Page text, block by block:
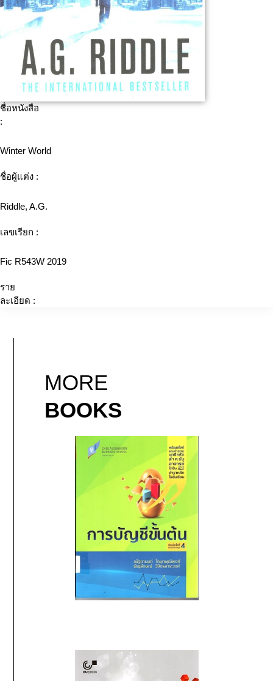
ชื่อหนังสือ
:
Winter World
ชื่อผู้แต่ง :
Riddle, A.G.
เลขเรียก :
Fic R543W 2019
ราย
ละเอียด :
MORE
BOOKS